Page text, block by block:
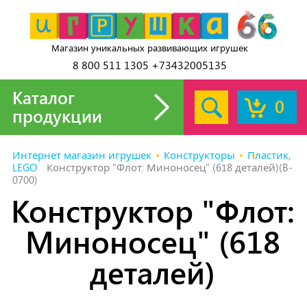
Магазин уникальных развивающих игрушек
8 800 511 1305 +73432005135
0
Каталог
продукции
Интернет магазин игрушек Конструкторы
Пластик,
LEGO
Конструктор "Флот: Миноносец" (618 деталей)(B-
0700)
Конструктор "Флот:
Миноносец" (618
деталей)